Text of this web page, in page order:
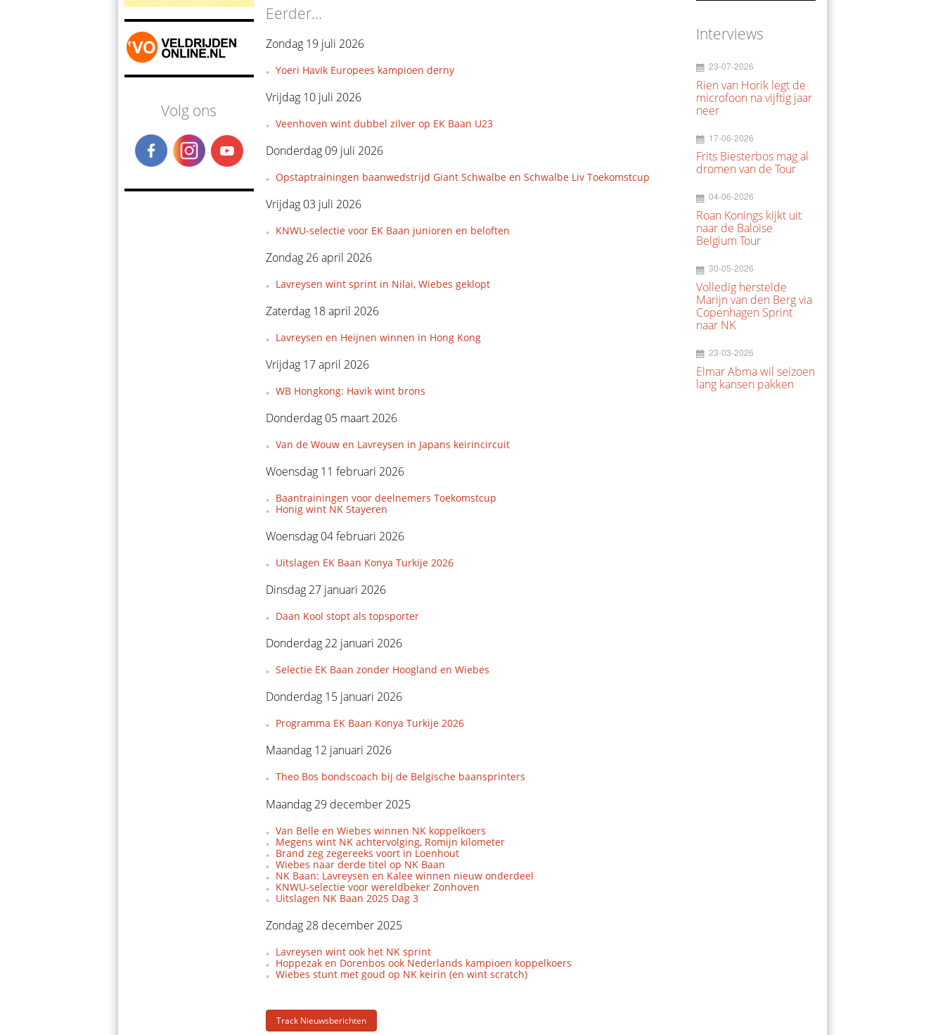
Volg ons
Eerder...
Zondag 19 juli 2026
Yoeri Havik Europees kampioen derny
Vrijdag 10 juli 2026
Veenhoven wint dubbel zilver op EK Baan U23
Donderdag 09 juli 2026
Opstaptrainingen baanwedstrijd Giant Schwalbe en Schwalbe Liv Toekomstcup
Vrijdag 03 juli 2026
KNWU-selectie voor EK Baan junioren en beloften
Zondag 26 april 2026
Lavreysen wint sprint in Nilai, Wiebes geklopt
Zaterdag 18 april 2026
Lavreysen en Heijnen winnen in Hong Kong
Vrijdag 17 april 2026
WB Hongkong: Havik wint brons
Donderdag 05 maart 2026
Van de Wouw en Lavreysen in Japans keirincircuit
Woensdag 11 februari 2026
Baantrainingen voor deelnemers Toekomstcup
Honig wint NK Stayeren
Woensdag 04 februari 2026
Uitslagen EK Baan Konya Turkije 2026
Dinsdag 27 januari 2026
Daan Kool stopt als topsporter
Donderdag 22 januari 2026
Selectie EK Baan zonder Hoogland en Wiebes
Donderdag 15 januari 2026
Programma EK Baan Konya Turkije 2026
Maandag 12 januari 2026
Theo Bos bondscoach bij de Belgische baansprinters
Maandag 29 december 2025
Van Belle en Wiebes winnen NK koppelkoers
Megens wint NK achtervolging, Romijn kilometer
Brand zeg zegereeks voort in Loenhout
Wiebes naar derde titel op NK Baan
NK Baan: Lavreysen en Kalee winnen nieuw onderdeel
KNWU-selectie voor wereldbeker Zonhoven
Uitslagen NK Baan 2025 Dag 3
Zondag 28 december 2025
Lavreysen wint ook het NK sprint
Hoppezak en Dorenbos ook Nederlands kampioen koppelkoers
Wiebes stunt met goud op NK keirin (en wint scratch)
Track Nieuwsberichten
Interviews
23-07-2026
Rien van Horik legt de
microfoon na vijftig jaar
neer
17-06-2026
Frits Biesterbos mag al
dromen van de Tour
04-06-2026
Roan Konings kijkt uit
naar de Baloise
Belgium Tour
30-05-2026
Volledig herstelde
Marijn van den Berg via
Copenhagen Sprint
naar NK
23-03-2026
Elmar Abma wil seizoen
lang kansen pakken